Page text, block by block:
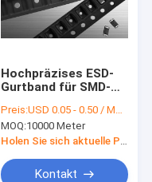
Hochpräzises ESD-
Gurtband für SMD-
und Kunststoffarten,
kundenspezifische
Größen verfügbar
Preis:USD 0.05 - 0.50 / Meter
MOQ:10000 Meter
Holen Sie sich aktuelle Preis
Kontakt